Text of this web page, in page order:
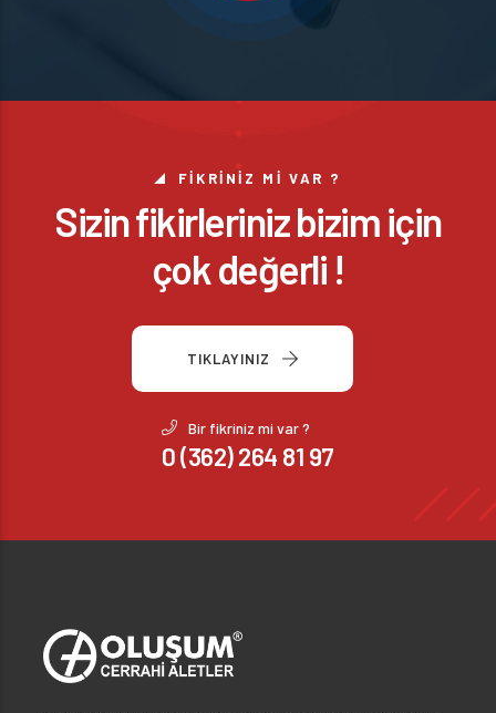
FIKRINIZ MI VAR ?
Sizin fikirleriniz bizim için
çok değerli !
TIKLAYINIZ
Bir fikriniz mi var ?
0 (362) 264 81 97